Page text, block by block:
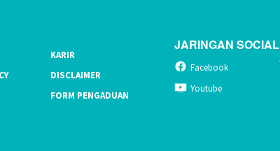
KARIR
DISCLAIMER
FORM PENGADUAN
JARINGAN SOCIAL
Facebook
Youtube